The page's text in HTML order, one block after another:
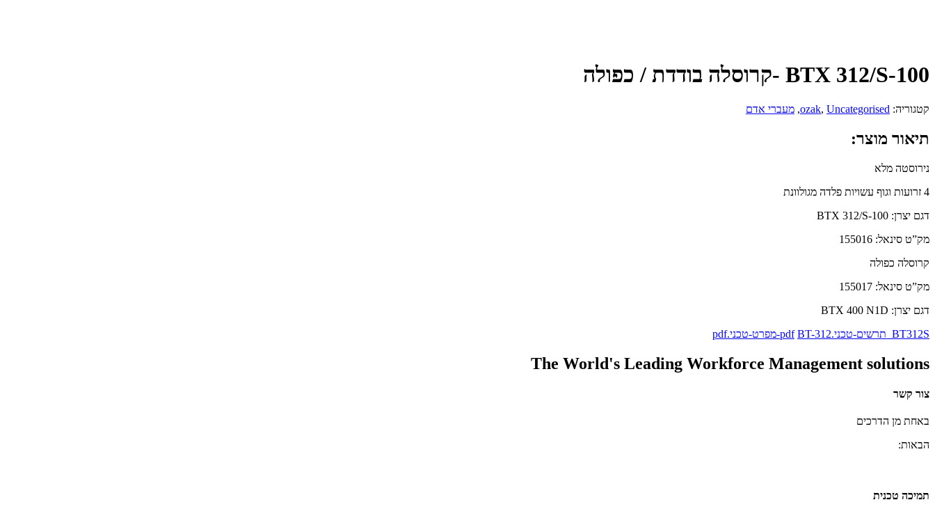
BTX 312/S-100 -קרוסלה בודדת / כפולה
קטגוריה: ozak, Uncategorised
, מעברי אדם
תיאור מוצר:
נירוסטה מלא
4 זרועות וגוף עשויות פלדה מגולוונת
דגם יצרן: BTX 312/S-100
מק”ט סינאל: 155016
קרוסלה כפולה
מק”ט סינאל: 155017
דגם יצרן: BTX 400 N1D
BT312S_תרשים-טכני.pdf
BT-312-מפרט-טכני.pdf
The World's Leading Workforce Management solutions
צור קשר
באחת מן הדרכים
הבאות:
תמיכה טכנית